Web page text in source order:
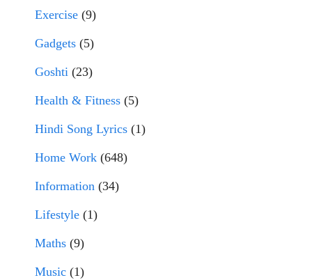
Exercise (9)
Gadgets (5)
Goshti (23)
Health & Fitness (5)
Hindi Song Lyrics (1)
Home Work (648)
Information (34)
Lifestyle (1)
Maths (9)
Music (1)